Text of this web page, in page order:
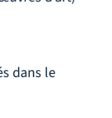
dans le